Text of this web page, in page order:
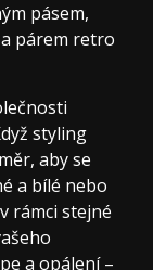
pásem,
párem retro
styling
aby se
a bílé nebo
rámci stejné
a opálení –